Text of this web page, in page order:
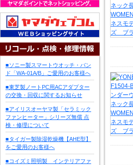
■ソニー製スマートウオッチ・バン
ド「WA-01A/B」ご愛用のお客様へ
■東芝製ノートPC用ACアダプター
の交換・回収に関するお知らせ
■アイリスオーヤマ製「セラミック
ファンヒーター」シリーズ無償 点
検・修理について
■タイガー製除湿乾燥機【AHE型】
をご愛用のお客様へ
■コイズミ照明製 インテリアファ